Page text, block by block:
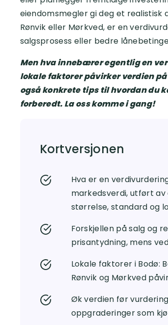
eiendomsmegler gi deg et realistisk
Rønvik eller Mørkved, er en
salgsprosess eller bedre
Men hva innebærer egentlig en
lokale faktorer påvirker verdien
også konkrete tips til hvordan du
forberedt. La oss komme i gang!
Kortversjonen
Hva er en
markedsverdi, utført
størrelse, standard og
Forskjellen på salg og
prisantydning, mens
Lokale faktorer i Bodø:
Rønvik og Mørkved
Øk verdien før
oppgraderinger som